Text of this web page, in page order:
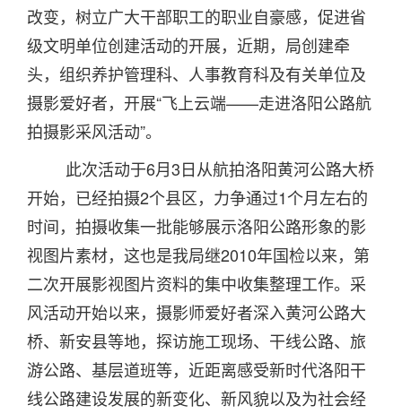
改变，树立广大干部职工的职业自豪感，促进省
级文明单位创建活动的开展，近期，局创建牵
头，组织养护管理科、人事教育科及有关单位及
摄影爱好者，开展“飞上云端——走进洛阳公路航
拍摄影采风活动”。
此次活动于6月3日从航拍洛阳黄河公路大桥
开始，已经拍摄2个县区，力争通过1个月左右的
时间，拍摄收集一批能够展示洛阳公路形象的影
视图片素材，这也是我局继2010年国检以来，第
二次开展影视图片资料的集中收集整理工作。采
风活动开始以来，摄影师爱好者深入黄河公路大
桥、新安县等地，探访施工现场、干线公路、旅
游公路、基层道班等，近距离感受新时代洛阳干
线公路建设发展的新变化、新风貌以及为社会经